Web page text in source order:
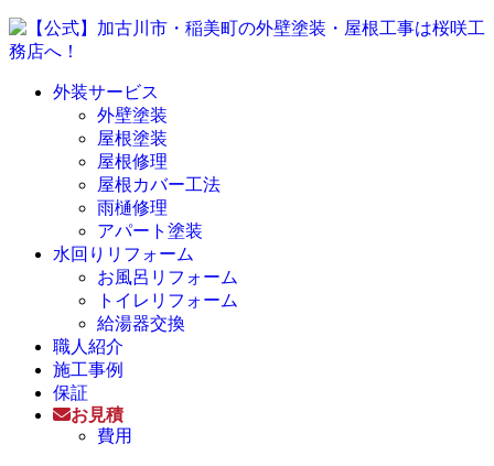
外装サービス
外壁塗装
屋根塗装
屋根修理
屋根カバー工法
雨樋修理
アパート塗装
水回りリフォーム
お風呂リフォーム
トイレリフォーム
給湯器交換
職人紹介
施工事例
保証
お見積
費用